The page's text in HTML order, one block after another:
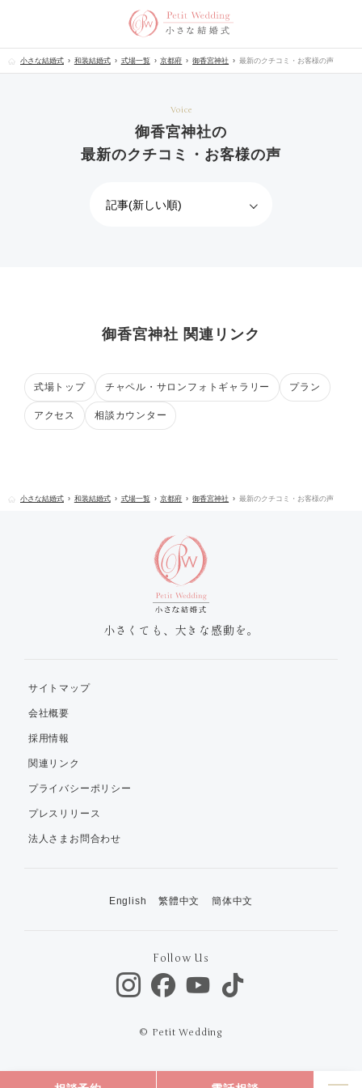
小さな結婚式 和装結婚式 式場一覧 京都府 御香宮神社 最新のクチコミ・お客様の声
Voice
御香宮神社の
最新のクチコミ・お客様の声
御香宮神社 関連リンク
式場トップ チャペル・サロンフォトギャラリー プラン
アクセス 相談カウンター
小さな結婚式 和装結婚式 式場一覧 京都府 御香宮神社 最新のクチコミ・お客様の声
小さくても、大きな感動を。
サイトマップ
会社概要
採用情報
関連リンク
プライバシーポリシー
プレスリリース
法人さまお問合わせ
English 繁體中文 簡体中文
Follow Us
© Petit Wedding